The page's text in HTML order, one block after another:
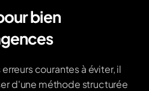
bien
courantes à éviter, il
d'une méthode structurée